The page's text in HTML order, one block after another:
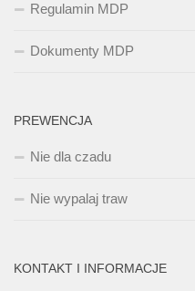
Regulamin MDP
Dokumenty MDP
PREWENCJA
Nie dla czadu
Nie wypalaj traw
KONTAKT I INFORMACJE